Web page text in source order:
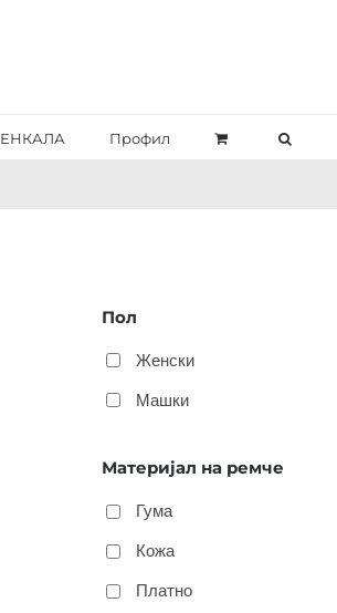
Профил
Пол
Женски
Машки
Материјал на ремче
Гума
Кожа
Платно